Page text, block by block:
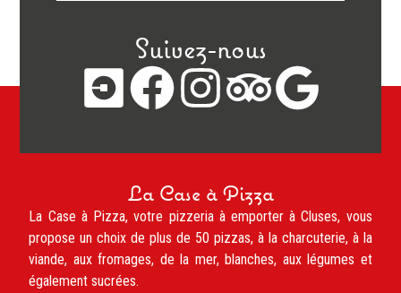
Suivez-nous
La Case à Pizza
La Case à Pizza, votre pizzeria à emporter à Cluses, vous
propose un choix de plus de 50 pizzas, à la charcuterie, à la
viande, aux fromages, de la mer, blanches, aux légumes et
également sucrées.